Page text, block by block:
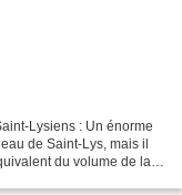
Lysiens : Un énorme
de Saint-Lys, mais il
du volume de la